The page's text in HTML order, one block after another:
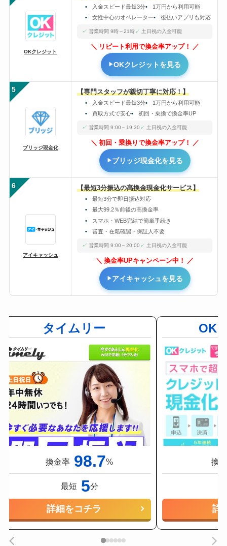
OKクレジット
入金スピード最短3分
1万円から利用可能
女性中心のオペレーター
後払いアプリも対応
営業時間 9時～21時 土日祝の入金可能
リピート利用で換金率アップ！
OKクレジットを見る
5
ブリッジ現金化
【専門スタッフが親切丁寧に対応！】
入金スピード最短3分
1万円から利用可能
買取方式で安心
初回・乗換で換金率UP
営業時間 9:00～19:30 土日祝の入金可能
初回・乗換りで換金率アップ！
ブリッジ現金化を見る
6
アイキャッシュ
【最短3分振込の高換金現金化サービス】
最短3分で即日振込対応
最大99.2％前後の高換金率
スマホ・WEB完結で簡単手続き
審査・在籍確認・保証人不要
営業時間 9:00～20:00 土日祝の入金可能
換金率UPキャンペーン中！
アイキャッシュを見る
タイムリー
換金率 98.7%
最短 5分
詳細をコチラ
OK
換
詳